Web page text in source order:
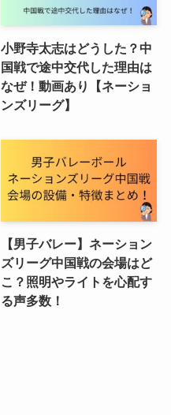
小野寺太志はどうした？中
国戦で途中交代した理由は
なぜ！動画あり【ネーショ
ンズリーグ】
【男子バレー】ネーション
ズリーグ中国戦の会場はど
こ？照明やライトを心配す
る声多数！